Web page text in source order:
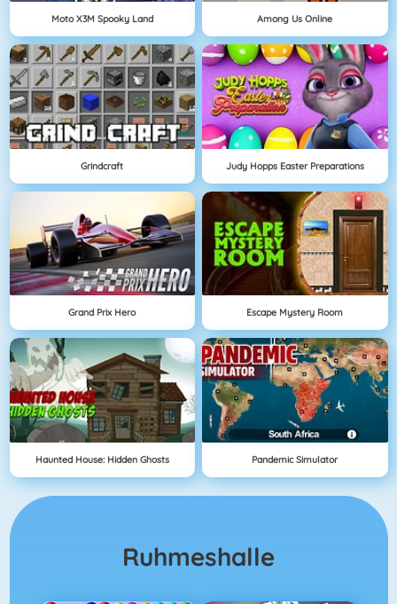
Moto X3M Spooky Land Among Us Online
Grindcraft Judy Hopps Easter Preparations
Grand Prix Hero Escape Mystery Room
Haunted House: Hidden Ghosts Pandemic Simulator
Ruhmeshalle